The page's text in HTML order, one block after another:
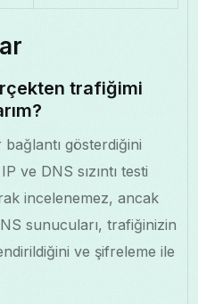
trafiğimi
gösterdiğini
ve DNS sızıntı testi
incelenemez, ancak
sunucuları, trafiğinizin
ve şifreleme ile